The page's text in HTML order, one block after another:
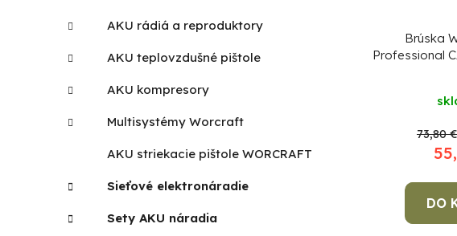
AKU rádiá a reproduktory
AKU teplovzdušné pištole
AKU kompresory
Multisystémy Worcraft
AKU striekacie pištole WORCRAFT
Sieťové elektronáradie
Sety AKU náradia
Brúska
Professional
73,80 €
DO